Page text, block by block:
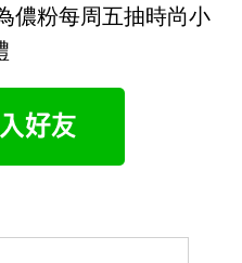
儂粉每周五抽時尚小